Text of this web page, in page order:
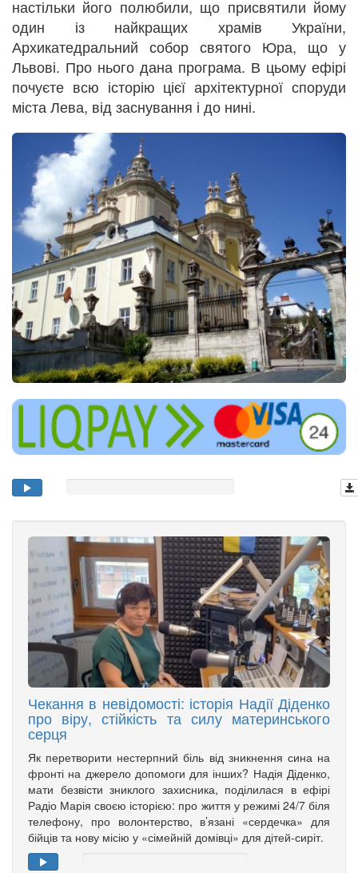
настільки його полюбили, що присвятили йому
один із найкращих храмів України,
Архикатедральний собор святого Юра, що у
Львові. Про нього дана програма. В цьому ефірі
почуєте всю історію цієї архітектурної споруди
міста Лева, від заснування і до нині.
Чекання в невідомості: історія Надії Діденко
про віру, стійкість та силу материнського
серця
Як перетворити нестерпний біль від зникнення сина на
фронті на джерело допомоги для інших? Надія Діденко,
мати безвісти зниклого захисника, поділилася в ефірі
Радіо Марія своєю історією: про життя у режимі 24/7 біля
телефону, про волонтерство, в’язані «сердечка» для
бійців та нову місію у «сімейній домівці» для дітей-сиріт.